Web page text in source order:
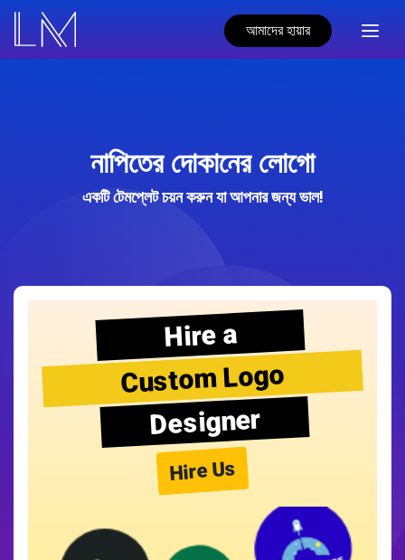
আমাদের হায়ার
নাপিতের দোকানের লোগো
একটি টেমপ্লেট চয়ন করুন যা আপনার জন্য ভাল!
Hire a
Custom Logo
Designer
Hire Us